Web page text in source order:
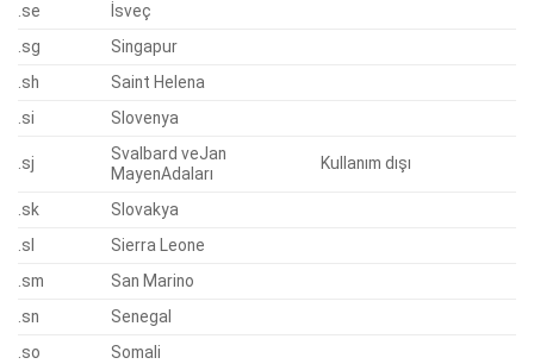
.se
İsveç
.sg
Singapur
.sh
Saint Helena
.si
Slovenya
.sj
Svalbard veJan
MayenAdaları
Kullanım dışı
.sk
Slovakya
.sl
Sierra Leone
.sm
San Marino
.sn
Senegal
.so
Somali